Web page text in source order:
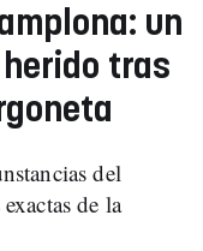
un
tras
del
de la